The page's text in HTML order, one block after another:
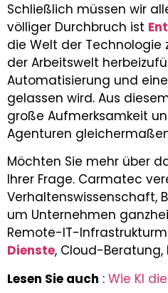
Schließlich müssen wir
völliger Durchbruch ist
die Welt der
der Arbeitswelt
Automatisierung und
gelassen wird. Aus
große Aufmerksamkeit
Agenturen
Möchten Sie mehr über
Ihrer Frage. Carmatec
Verhaltenswissenschaft,
um Unternehmen
Remote-IT-
Dienste, Cloud-
Lesen Sie auch : Wie KI